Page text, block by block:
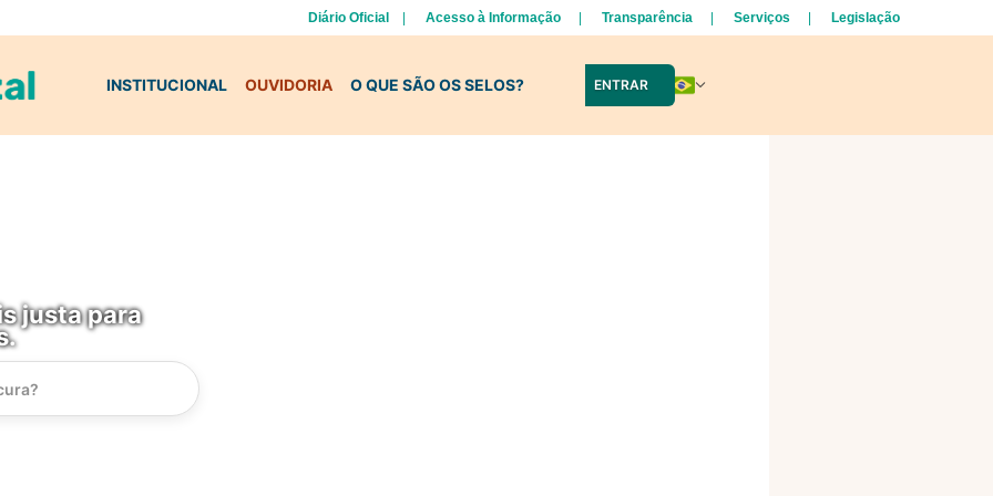
Diário Oficial Acesso à Informação Transparência Serviços Legislação
INSTITUCIONAL OUVIDORIA O QUE SÃO OS SELOS? ENTRAR
justa para